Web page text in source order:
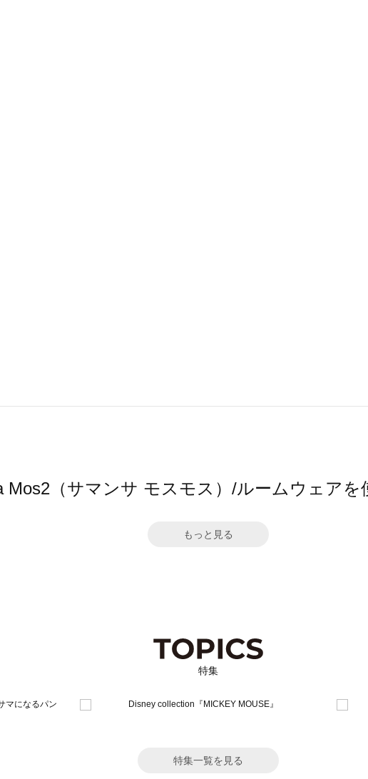
Mos2（サマンサ モスモス）/ルームウェア
もっと見る
特集
特集一覧を見る